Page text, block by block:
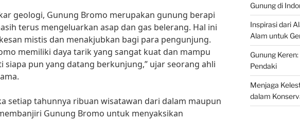
geologi, Gunung Bromo merupakan gunung berapi
terus mengeluarkan asap dan gas belerang. Hal ini
mistis dan menakjubkan bagi para pengunjung.
memiliki daya tarik yang sangat kuat dan mampu
siapa pun yang datang berkunjung,” ujar seorang ahli
setiap tahunnya ribuan wisatawan dari dalam maupun
Gunung Bromo untuk menyaksikan
Gunung di
Inspirasi dari
Alam untuk
Gunung
Pendaki
Menjaga
dalam